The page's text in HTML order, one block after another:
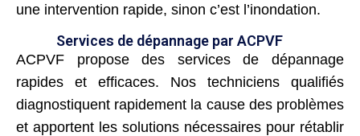
une intervention rapide, sinon c’est l’inondation.
Services de dépannage par ACPVF
ACPVF propose des services de dépannage
rapides et efficaces. Nos techniciens qualifiés
diagnostiquent rapidement la cause des problèmes
et apportent les solutions nécessaires pour rétablir